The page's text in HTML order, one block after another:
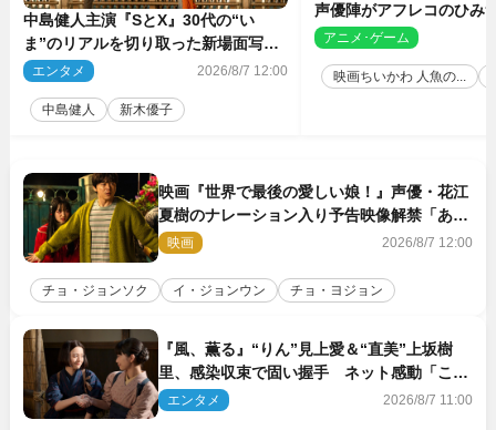
中島健人主演『SとX』30代の“い
ま”のリアルを切り取った新場面写真
5点解禁
エンタメ 2026/8/7 12:00
中島健人 新木優子
声優陣がアフレコのひみ
を解説！ 新カットも到
アニメ･ゲーム
映画ちいかわ 人魚の...
映画『世界で最後の愛しい娘！』声優・花江
夏樹のナレーション入り予告映像解禁「あふ
れ出る温かさに涙が止まらない！」
映画 2026/8/7 12:00
チョ・ジョンソク イ・ジョンウン チョ・ヨジョン
『風、薫る』“りん”見上愛＆“直美”上坂樹
里、感染収束で固い握手 ネット感動「この
バディは最強」「アツい」
エンタメ 2026/8/7 11:00